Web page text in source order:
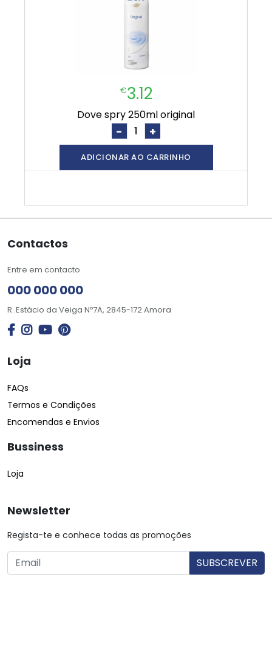
€3.12
dove spry 250ml original
- +
ADICIONAR AO CARRINHO
Contactos
Entre em contacto
000 000 000
R. Estácio da Veiga Nº7A, 2845-172 Amora
Loja
FAQs
Termos e Condições
Encomendas e Envios
Bussiness
Loja
Newsletter
Regista-te e conhece todas as promoções